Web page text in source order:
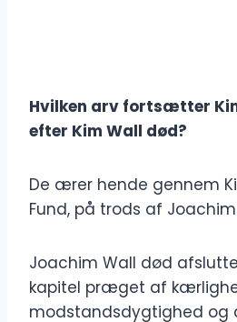
Hvilken arv fortsætter
efter Kim Wall død?
De ærer hende gennem
Fund, på trods af
Joachim Wall død
kapitel præget af
modstandsdygtighed og